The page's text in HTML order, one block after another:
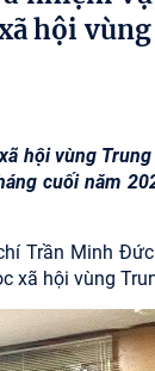
hội
hội vùng
cuối năm
Trần Minh
xã hội vùng